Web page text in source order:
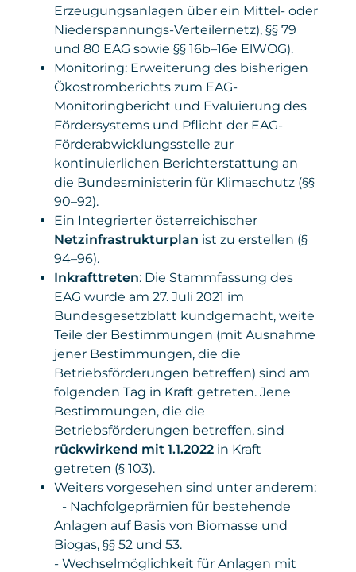
Erzeugungsanlagen über ein Mittel- oder
Niederspannungs-Verteilernetz), §§ 79
und 80 EAG sowie §§ 16b–16e ElWOG).
Monitoring: Erweiterung des bisherigen
Ökostromberichts zum EAG-
Monitoringbericht und Evaluierung des
Fördersystems und Pflicht der EAG-
Förderabwicklungsstelle zur
kontinuierlichen Berichterstattung an
die Bundesministerin für Klimaschutz (§§
90–92).
Ein Integrierter österreichischer
Netzinfrastrukturplan ist zu erstellen (§
94–96).
Inkrafttreten: Die Stammfassung des
EAG wurde am 27. Juli 2021 im
Bundesgesetzblatt kundgemacht, weite
Teile der Bestimmungen (mit Ausnahme
jener Bestimmungen, die die
Betriebsförderungen betreffen) sind am
folgenden Tag in Kraft getreten. Jene
Bestimmungen, die die
Betriebsförderungen betreffen, sind
rückwirkend mit 1.1.2022 in Kraft
getreten (§ 103).
Weiters vorgesehen sind unter anderem:
- Nachfolgeprämien für bestehende
Anlagen auf Basis von Biomasse und
Biogas, §§ 52 und 53.
- Wechselmöglichkeit für Anlagen mit